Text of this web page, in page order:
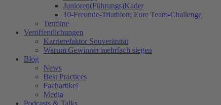
Junioren(Führungs)Kader
10-Freunde-Triathlon: Eure Team-Challenge
Termine
Veröffentlichungen
Karrierefaktor Souveränität
Warum Gewinner mehrfach siegen
Blog
News
Best Practices
Fachartikel
Media
Podcasts & Talks